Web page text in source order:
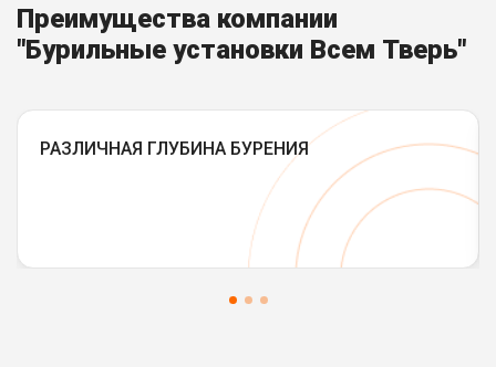
Преимущества компании
"Бурильные установки Всем Тверь"
РАЗЛИЧНАЯ ГЛУБИНА БУРЕНИЯ